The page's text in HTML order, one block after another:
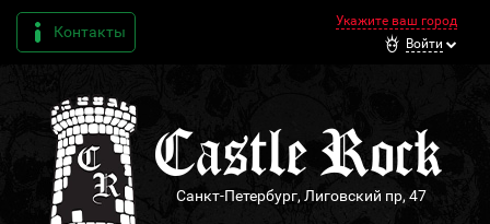
Контакты
Укажите ваш город
Войти
Санкт-Петербург, Лиговский пр, 47